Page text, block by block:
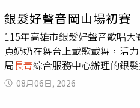
銀髮好聲音岡山場初
115年高雄市銀髮好聲音歌唱
貞奶奶在舞台上載歌載舞，活
局長青綜合服務中心辦理的銀
競賽更加精采可期，由專業音
裝與台風也是評審的重點，有
08月06日, 2026